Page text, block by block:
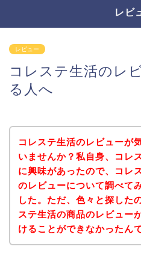
レビ
レビュー
コレステ生活のレ
る人へ
コレステ生活のレビューが
いませんか？私自身、コレ
に興味があったので、コレ
のレビューについて調べて
した。ただ、色々と探した
ステ生活の商品のレビュー
けることができなかったん